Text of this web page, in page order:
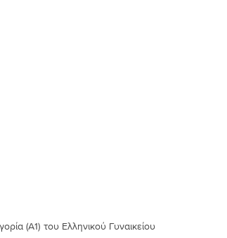
(A1) του Ελληνικού Γυναικείου